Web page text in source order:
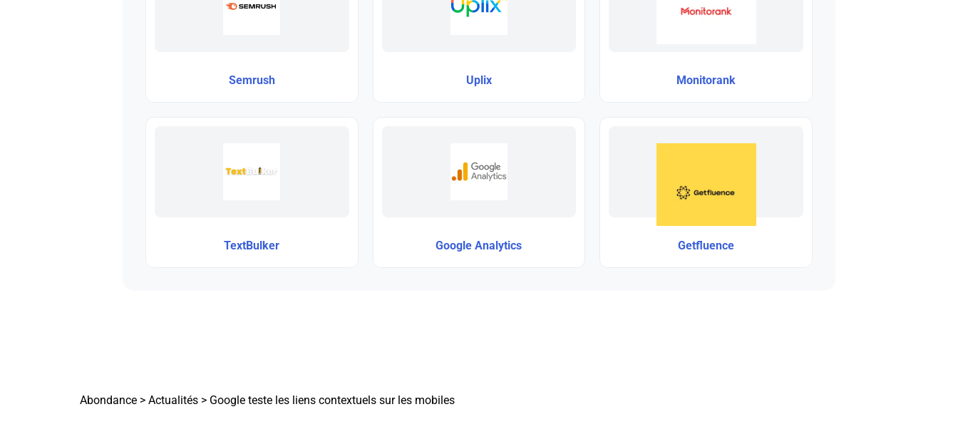
Semrush Uplix Monitorank
TextBulker Google Analytics Getfluence
Abondance > Actualités > Google teste les liens contextuels sur les mobiles